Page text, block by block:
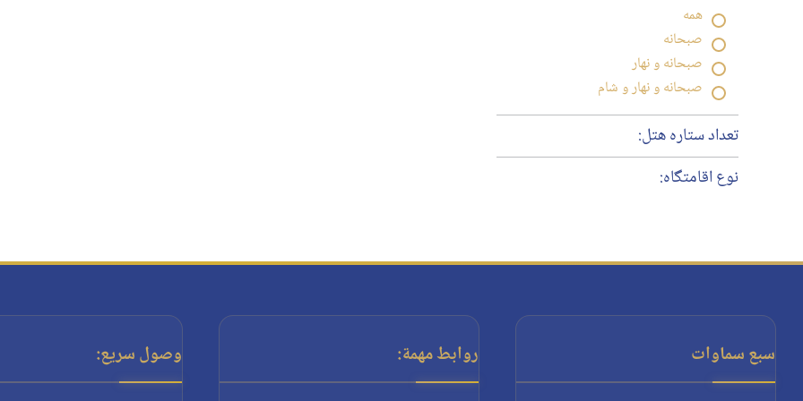
همه
صبحانه
صبحانه و نهار
صبحانه و نهار و شام
تعداد ستاره هتل:
نوع اقامتگاه:
سبع سماوات روابط مهمة: وصول سريع: